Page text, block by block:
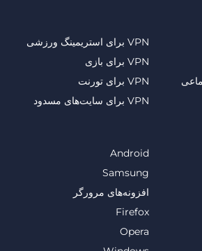
Android
Samsung
افزونه‌های مرورگر
Firefox
Opera
VPN برای استریمینگ ورزشی
VPN برای بازی
VPN برای تورنت
VPN برای سایت‌های مسدود